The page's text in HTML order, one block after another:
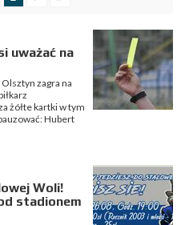
uważać na
zagra na
żółte kartki w tym
Hubert
Woli!
stadionem